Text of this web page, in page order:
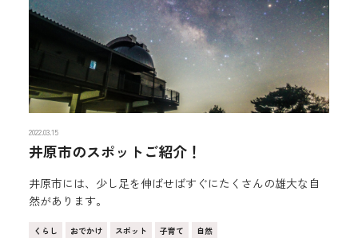
2022.03.15
井原市のスポットご紹介！
井原市には、少し足を伸ばせばすぐにたくさんの雄大な自
然があります。
くらし おでかけ スポット 子育て 自然